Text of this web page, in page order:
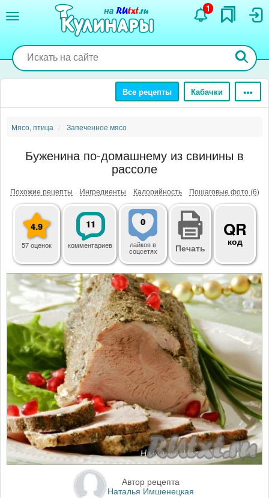
содержанию
1
Все рецепты Кабачки
Мясо, птица Запеченное мясо
Буженина по-домашнему из свинины в
рассоле
Похожие рецепты Ингредиенты Калорийность Пошаговые фото (6)
4.9
57 оценок
11
комментариев
0
лайковв
соцсетях Печать
QR
код
Автор рецепта
Наталья Имшенецкая